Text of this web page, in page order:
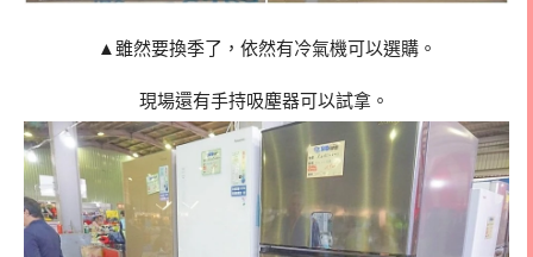
▲雖然要換季了，依然有冷氣機可以選購。
現場還有手持吸塵器可以試拿。